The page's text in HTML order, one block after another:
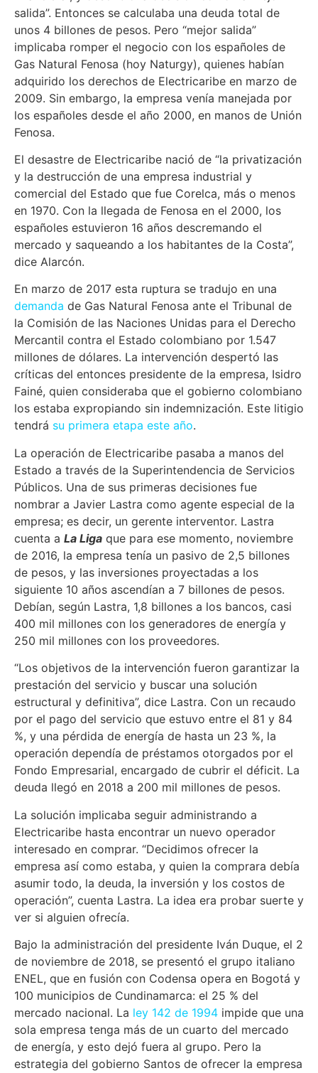
salida”. Entonces se calculaba una deuda total de
unos 4 billones de pesos. Pero “mejor salida”
implicaba romper el negocio con los españoles de
Gas Natural Fenosa (hoy Naturgy), quienes habían
adquirido los derechos de Electricaribe en marzo de
2009. Sin embargo, la empresa venía manejada por
los españoles desde el año 2000, en manos de Unión
Fenosa.
El desastre de Electricaribe nació de “la privatización
y la destrucción de una empresa industrial y
comercial del Estado que fue Corelca, más o menos
en 1970. Con la llegada de Fenosa en el 2000, los
españoles estuvieron 16 años descremando el
mercado y saqueando a los habitantes de la Costa”,
dice Alarcón.
En marzo de 2017 esta ruptura se tradujo en una
demanda de Gas Natural Fenosa ante el Tribunal de
la Comisión de las Naciones Unidas para el Derecho
Mercantil contra el Estado colombiano por 1.547
millones de dólares. La intervención despertó las
críticas del entonces presidente de la empresa, Isidro
Fainé, quien consideraba que el gobierno colombiano
los estaba expropiando sin indemnización. Este litigio
tendrá su primera etapa este año.
La operación de Electricaribe pasaba a manos del
Estado a través de la Superintendencia de Servicios
Públicos. Una de sus primeras decisiones fue
nombrar a Javier Lastra como agente especial de la
empresa; es decir, un gerente interventor. Lastra
cuenta a La Liga que para ese momento, noviembre
de 2016, la empresa tenía un pasivo de 2,5 billones
de pesos, y las inversiones proyectadas a los
siguiente 10 años ascendían a 7 billones de pesos.
Debían, según Lastra, 1,8 billones a los bancos, casi
400 mil millones con los generadores de energía y
250 mil millones con los proveedores.
“Los objetivos de la intervención fueron garantizar la
prestación del servicio y buscar una solución
estructural y definitiva”, dice Lastra. Con un recaudo
por el pago del servicio que estuvo entre el 81 y 84
%, y una pérdida de energía de hasta un 23 %, la
operación dependía de préstamos otorgados por el
Fondo Empresarial, encargado de cubrir el déficit. La
deuda llegó en 2018 a 200 mil millones de pesos.
La solución implicaba seguir administrando a
Electricaribe hasta encontrar un nuevo operador
interesado en comprar. “Decidimos ofrecer la
empresa así como estaba, y quien la comprara debía
asumir todo, la deuda, la inversión y los costos de
operación”, cuenta Lastra. La idea era probar suerte y
ver si alguien ofrecía.
Bajo la administración del presidente Iván Duque, el 2
de noviembre de 2018, se presentó el grupo italiano
ENEL, que en fusión con Codensa opera en Bogotá y
100 municipios de Cundinamarca: el 25 % del
mercado nacional. La ley 142 de 1994 impide que una
sola empresa tenga más de un cuarto del mercado
de energía, y esto dejó fuera al grupo. Pero la
estrategia del gobierno Santos de ofrecer la empresa